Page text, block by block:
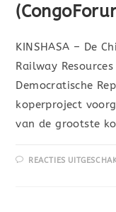
KINSHASA – De
Railway
Democratische
koperproject
van de grootste
REACTIES